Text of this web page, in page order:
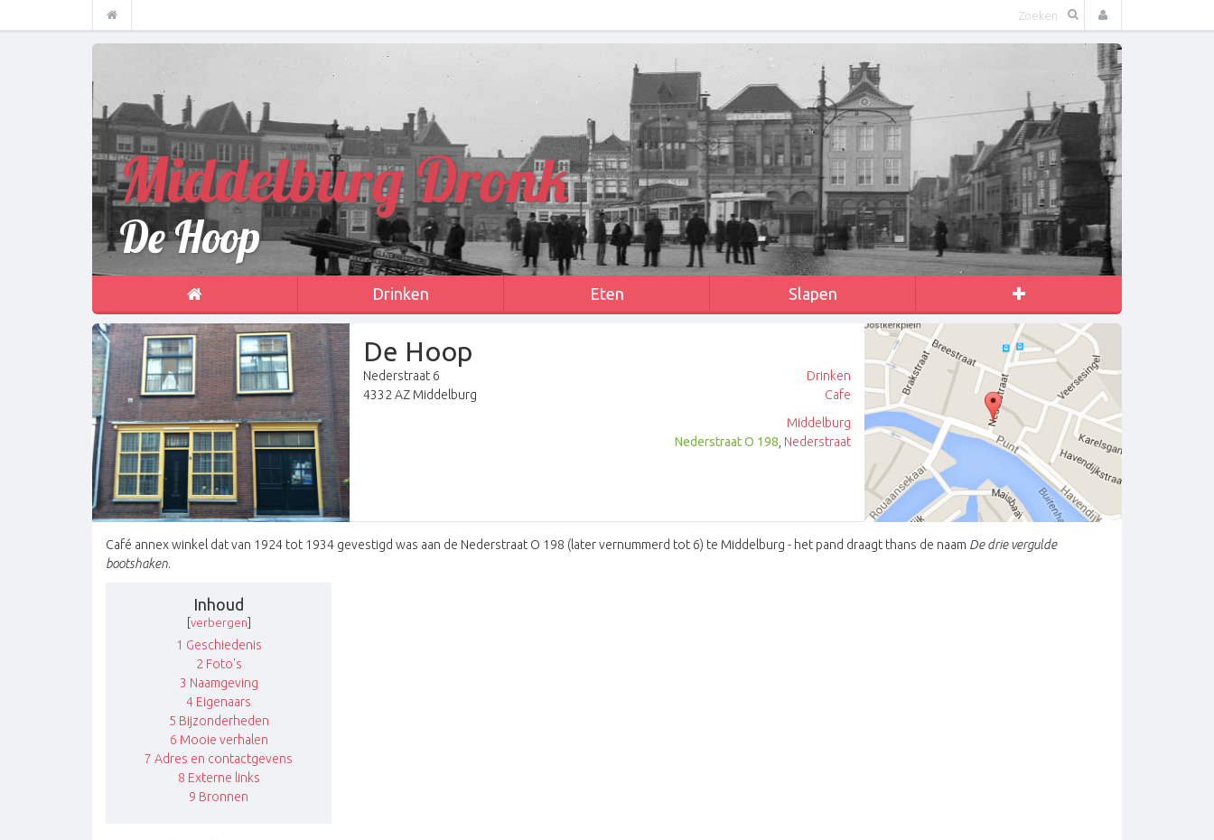
Middelburg Dronk
De Hoop
Drinken Eten Slapen
De Hoop
Nederstraat 6
4332 AZ Middelburg
Drinken
Cafe
Middelburg
Nederstraat O 198 Nederstraat
Café annex winkel dat van 1924 tot 1934 gevestigd was aan de Nederstraat O 198 (later vernummerd tot 6) te Middelburg - het pand draagt thans de naam De drie vergulde
bootshaken.
Inhoud
verbergen
1 Geschiedenis
2 Foto's
3 Naamgeving
4 Eigenaars
5 Bijzonderheden
6 Mooie verhalen
7 Adres en contactgevens
8 Externe links
9 Bronnen